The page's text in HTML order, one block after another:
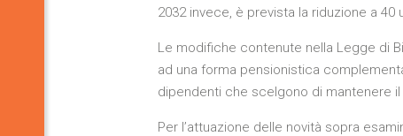
2032 invece, è prevista la riduzione a 40
Le modifiche contenute nella Legge di
ad una forma pensionistica
dipendenti che scelgono di mantenere il
Per l’attuazione delle novità sopra